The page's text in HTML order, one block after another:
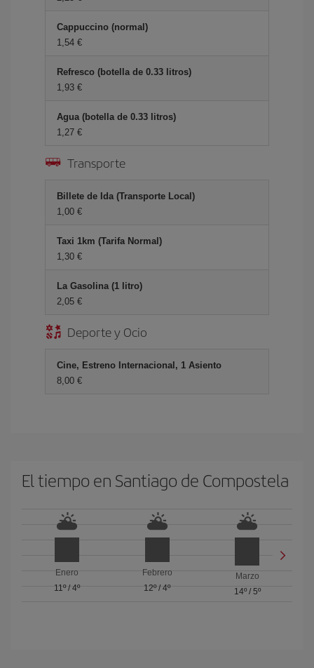
Cappuccino (normal)
1,54 €
Refresco (botella de 0.33 litros)
1,93 €
Agua (botella de 0.33 litros)
1,27 €
Transporte
Billete de Ida (Transporte Local)
1,00 €
Taxi 1km (Tarifa Normal)
1,30 €
La Gasolina (1 litro)
2,05 €
Deporte y Ocio
Cine, Estreno Internacional, 1 Asiento
8,00 €
El tiempo en Santiago de Compostela
Enero
11º/ 4º
Febrero
12º/ 4º
Marzo
14º/ 5º